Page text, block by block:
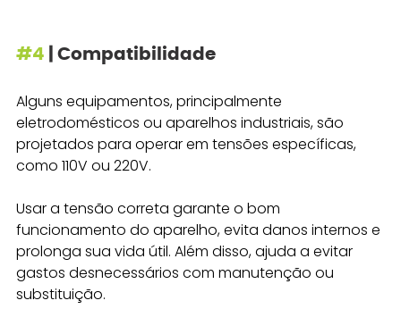
#4 | Compatibilidade
Alguns equipamentos, principalmente
eletrodomésticos ou aparelhos industriais, são
projetados para operar em tensões específicas,
como 110V ou 220V.
Usar a tensão correta garante o bom
funcionamento do aparelho, evita danos internos e
prolonga sua vida útil. Além disso, ajuda a evitar
gastos desnecessários com manutenção ou
substituição.